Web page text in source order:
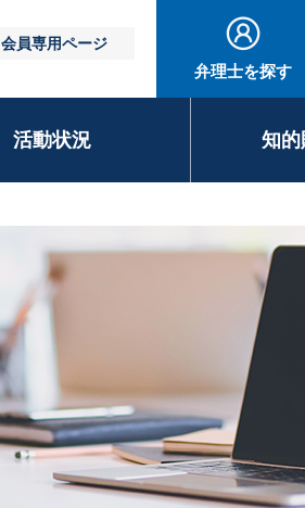
会員専用ページ
弁理士を探す
活動状況 知的